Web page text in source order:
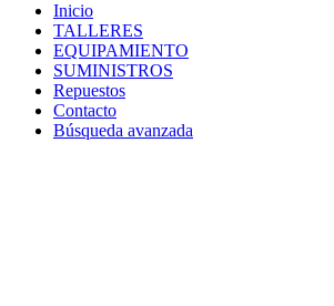
Inicio
TALLERES
EQUIPAMIENTO
SUMINISTROS
Repuestos
Contacto
Búsqueda avanzada